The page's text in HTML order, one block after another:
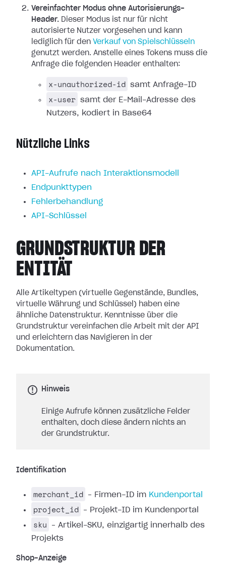
Vereinfachter Modus ohne Autorisierungs-
Header. Dieser Modus ist nur für nicht
autorisierte Nutzer vorgesehen und kann
lediglich für den Verkauf von Spielschlüsseln
genutzt werden. Anstelle eines Tokens muss die
Anfrage die folgenden Header enthalten:
x-unauthorized-id samt Anfrage-ID
x-user samt der E-Mail-Adresse des
Nutzers, kodiert in Base64
Nützliche Links
API-Aufrufe nach Interaktionsmodell
Endpunkttypen
Fehlerbehandlung
API-Schlüssel
GRUNDSTRUKTUR DER
ENTITÄT
Alle Artikeltypen (virtuelle Gegenstände, Bundles,
virtuelle Währung und Schlüssel) haben eine
ähnliche Datenstruktur. Kenntnisse über die
Grundstruktur vereinfachen die Arbeit mit der API
und erleichtern das Navigieren in der
Dokumentation.
Hinweis
Einige Aufrufe können zusätzliche Felder
enthalten, doch diese ändern nichts an
der Grundstruktur.
Identifikation
merchant_id – Firmen-ID im Kundenportal
project_id – Projekt-ID im Kundenportal
sku
– Artikel-SKU, einzigartig innerhalb des
Projekts
Shop-Anzeige